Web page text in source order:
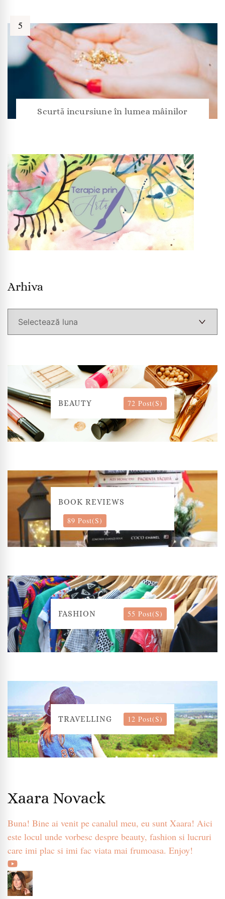
Scurtă incursiune în lumea mâinilor
Arhiva
BEAUTY 72 Post(s)
BOOK REVIEWS
89 Post(s)
FASHION 55 Post(s)
TRAVELLING 12 Post(s)
Xaara Novack
Buna! Bine ai venit pe canalul meu, eu sunt Xaara! Aici
este locul unde vorbesc despre beauty, fashion si lucruri
care imi plac si imi fac viata mai frumoasa. Enjoy!